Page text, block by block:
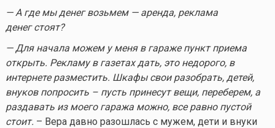
— А где мы денег возьмем — аренда, реклама
денег стоят?
— Для начала можем у меня в гараже пункт приема
открыть. Рекламу в газетах дать, это недорого, в
интернете разместить. Шкафы свои разобрать, детей,
внуков попросить – пусть принесут вещи, переберем, а
раздавать из моего гаража можно, все равно пустой
стоит. – Вера давно разошлась с мужем, дети и внуки